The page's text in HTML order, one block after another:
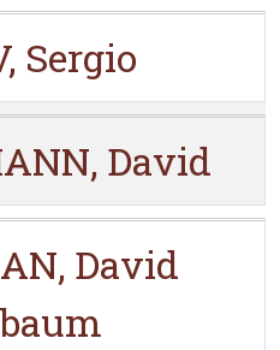
Sergio
David
David